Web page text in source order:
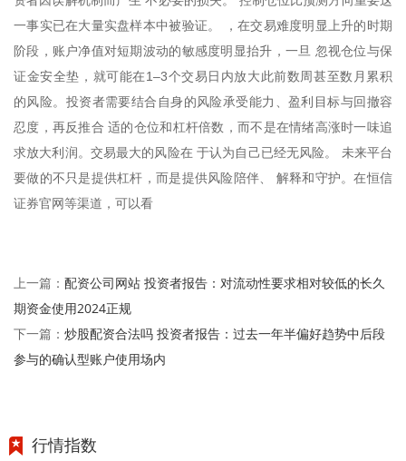
一事实已在大量实盘样本中被验证。 ，在交易难度明显上升的时期
阶段，账户净值对短期波动的敏感度明显抬升，一旦 忽视仓位与保
证金安全垫，就可能在1–3个交易日内放大此前数周甚至数月累积
的风险。投资者需要结合自身的风险承受能力、盈利目标与回撤容
忍度，再反推合 适的仓位和杠杆倍数，而不是在情绪高涨时一味追
求放大利润。交易最大的风险在 于认为自己已经无风险。 未来平台
要做的不只是提供杠杆，而是提供风险陪伴、 解释和守护。在恒信
证券官网等渠道，可以看
上一篇： 配资公司网站 投资者报告：对流动性要求相对较低的长久
期资金使用2024正规
下一篇： 炒股配资合法吗 投资者报告：过去一年半偏好趋势中后段
参与的确认型账户使用场内
行情指数